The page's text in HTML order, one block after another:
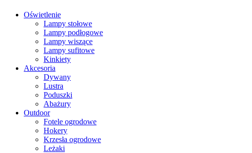
Oświetlenie
Lampy stołowe
Lampy podłogowe
Lampy wiszące
Lampy sufitowe
Kinkiety
Akcesoria
Dywany
Lustra
Poduszki
Abażury
Outdoor
Fotele ogrodowe
Hokery
Krzesła ogrodowe
Leżaki